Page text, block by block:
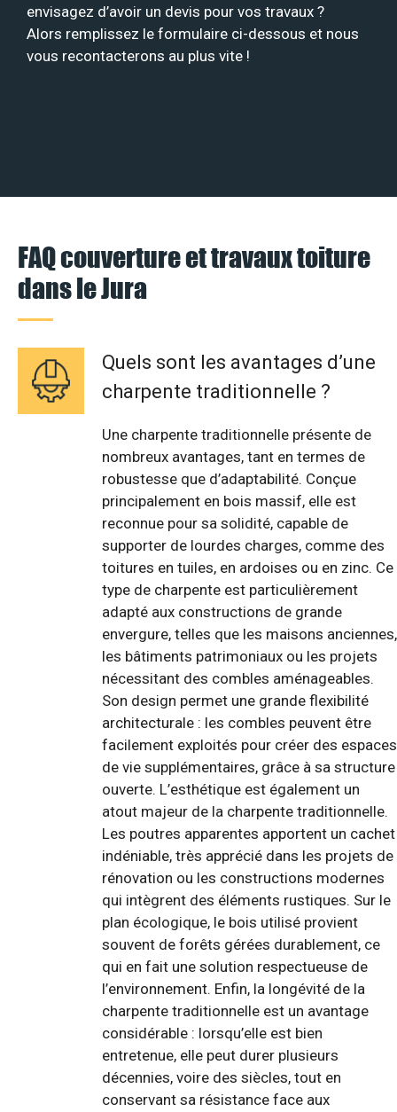
envisagez d’avoir un devis pour vos travaux ?
Alors remplissez le formulaire ci-dessous et nous
vous recontacterons au plus vite !
FAQ couverture et travaux toiture
dans le Jura
Quels sont les avantages d’une
charpente traditionnelle ?
Une charpente traditionnelle présente de
nombreux avantages, tant en termes de
robustesse que d’adaptabilité. Conçue
principalement en bois massif, elle est
reconnue pour sa solidité, capable de
supporter de lourdes charges, comme des
toitures en tuiles, en ardoises ou en zinc. Ce
type de charpente est particulièrement
adapté aux constructions de grande
envergure, telles que les maisons anciennes,
les bâtiments patrimoniaux ou les projets
nécessitant des combles aménageables.
Son design permet une grande flexibilité
architecturale : les combles peuvent être
facilement exploités pour créer des espaces
de vie supplémentaires, grâce à sa structure
ouverte. L’esthétique est également un
atout majeur de la charpente traditionnelle.
Les poutres apparentes apportent un cachet
indéniable, très apprécié dans les projets de
rénovation ou les constructions modernes
qui intègrent des éléments rustiques. Sur le
plan écologique, le bois utilisé provient
souvent de forêts gérées durablement, ce
qui en fait une solution respectueuse de
l’environnement. Enfin, la longévité de la
charpente traditionnelle est un avantage
considérable : lorsqu’elle est bien
entretenue, elle peut durer plusieurs
décennies, voire des siècles, tout en
conservant sa résistance face aux